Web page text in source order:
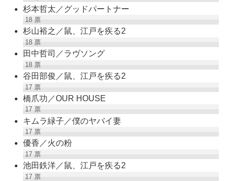
杉本哲太／グッドパートナー
18票
杉山裕之／鼠、江戸を疾る2
18票
田中哲司／ラヴソング
18票
谷田部俊／鼠、江戸を疾る2
17票
橋爪功／OUR HOUSE
17票
キムラ緑子／僕のヤバイ妻
17票
優香／火の粉
17票
池田鉄洋／鼠、江戸を疾る2
17票